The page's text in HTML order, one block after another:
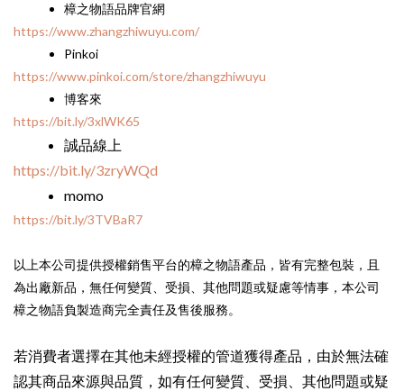
樟之物語品牌官網
https://www.zhangzhiwuyu.com/
Pinkoi
https://www.pinkoi.com/store/zhangzhiwuyu
博客來
https://bit.ly/3xlWK65
誠品線上
https://bit.ly/3zryWQd
momo
https://bit.ly/3TVBaR7
以上本公司提供授權銷售平台的樟之物語產品，皆有完整包裝，且
為出廠新品，無任何變質、受損、其他問題或疑慮等情事，本公司
樟之物語負製造商完全責任及售後服務。
若消費者選擇在其他未經授權的管道獲得產品，由於無法確
認其商品來源與品質，如有任何變質、受損、其他問題或疑